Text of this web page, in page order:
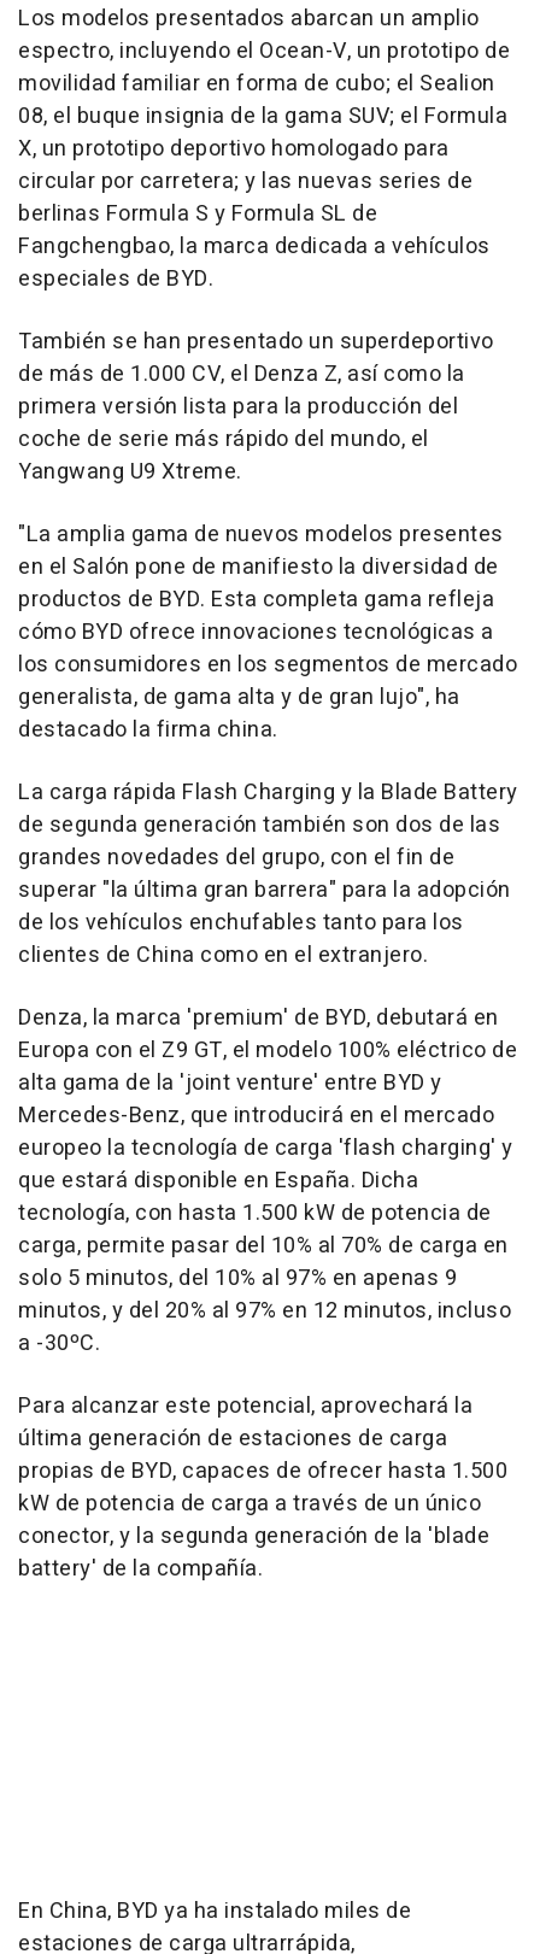
Los modelos presentados abarcan un amplio
espectro, incluyendo el Ocean-V, un prototipo de
movilidad familiar en forma de cubo; el Sealion
08, el buque insignia de la gama SUV; el Formula
X, un prototipo deportivo homologado para
circular por carretera; y las nuevas series de
berlinas Formula S y Formula SL de
Fangchengbao, la marca dedicada a vehículos
especiales de BYD.
También se han presentado un superdeportivo
de más de 1.000 CV, el Denza Z, así como la
primera versión lista para la producción del
coche de serie más rápido del mundo, el
Yangwang U9 Xtreme.
"La amplia gama de nuevos modelos presentes
en el Salón pone de manifiesto la diversidad de
productos de BYD. Esta completa gama refleja
cómo BYD ofrece innovaciones tecnológicas a
los consumidores en los segmentos de mercado
generalista, de gama alta y de gran lujo", ha
destacado la firma china.
La carga rápida Flash Charging y la Blade Battery
de segunda generación también son dos de las
grandes novedades del grupo, con el fin de
superar "la última gran barrera" para la adopción
de los vehículos enchufables tanto para los
clientes de China como en el extranjero.
Denza, la marca 'premium' de BYD, debutará en
Europa con el Z9 GT, el modelo 100% eléctrico de
alta gama de la 'joint venture' entre BYD y
Mercedes-Benz, que introducirá en el mercado
europeo la tecnología de carga 'flash charging' y
que estará disponible en España. Dicha
tecnología, con hasta 1.500 kW de potencia de
carga, permite pasar del 10% al 70% de carga en
solo 5 minutos, del 10% al 97% en apenas 9
minutos, y del 20% al 97% en 12 minutos, incluso
a -30ºC.
Para alcanzar este potencial, aprovechará la
última generación de estaciones de carga
propias de BYD, capaces de ofrecer hasta 1.500
kW de potencia de carga a través de un único
conector, y la segunda generación de la 'blade
battery' de la compañía.
En China, BYD ya ha instalado miles de
estaciones de carga ultrarrápida,